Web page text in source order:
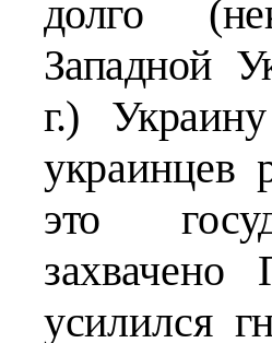
долго
Западной
г.)
это
захвачено
усилился